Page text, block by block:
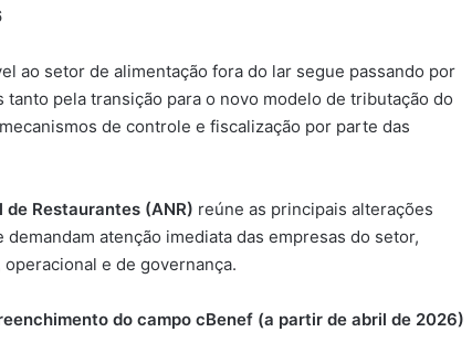
ao setor de alimentação fora do lar segue passando por
pela transição para o novo modelo de tributação do
de controle e fiscalização por parte das
Restaurantes (ANR) reúne as principais alterações
atenção imediata das empresas do setor,
e de governança.
do campo cBenef (a partir de abril de 2026)